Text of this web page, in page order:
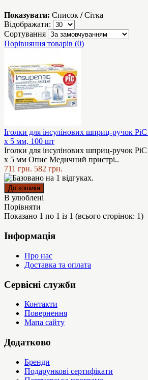
Показувати: Список / Сітка
Відображати:
Сортування
Порівняння товарів (0)
Іголки для інсулінових шприц-ручок
x 5 мм, 100 шт
Іголки для інсулінових шприц-ручок
x 5 мм Опис Медичний пристрі..
711 грн. 582 грн.
В улюблені
Порівняти
Показано 1 по 1 із 1 (всього сторінок: 1)
Інформація
Про нас
Доставка та оплата
Сервісні служби
Контакти
Повернення
Мапа сайту
Додатково
Бренди
Подарункові сертифікати